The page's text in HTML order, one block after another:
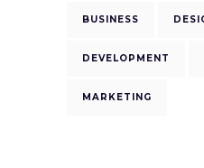
BUSINESS
DEVELOPMENT
MARKETING